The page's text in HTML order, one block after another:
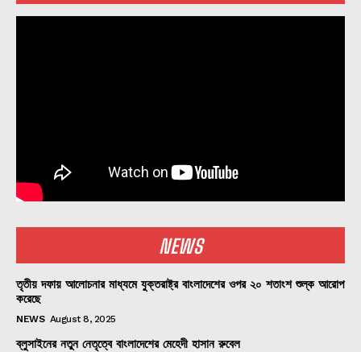
NEWS
তৃতীয় দফায় আলোচনার মাধ্যমে যুক্তরাষ্ট্র বাংলাদেশের ওপর ২০ শতাংশ শুল্ক আরোপ
করেছে
NEWS August 8, 2025
ব্লুসাইনের নতুন নেতৃত্বে বাংলাদেশের মেহেদী হাসান রুবেল